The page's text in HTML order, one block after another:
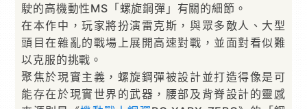
駛的高機動性MS「螺旋鋼彈」有關的細節。
在本作中，玩家將扮演雷克斯，與眾多敵人、大型
頭目在雜亂的戰場上展開高速對戰，並面對看似難
以克服的挑戰。
聚焦於現實主義，螺旋鋼彈被設計並打造得像是可
能存在於現實世界的武器，腰部及背脊設計的靈感